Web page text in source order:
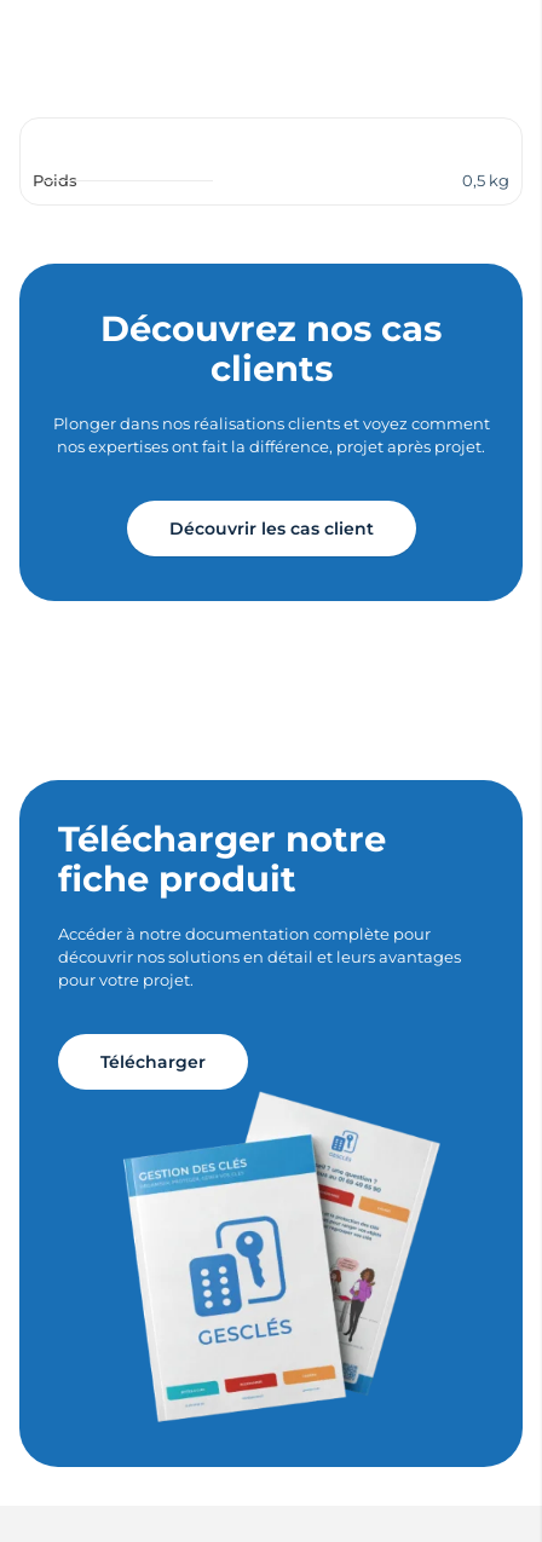
Poids 0,5 kg
Découvrez nos cas
clients
Plonger dans nos réalisations clients et voyez comment
nos expertises ont fait la différence, projet après projet.
Découvrir les cas client
Télécharger notre
fiche produit
Accéder à notre documentation complète pour
découvrir nos solutions en détail et leurs avantages
pour votre projet.
Télécharger